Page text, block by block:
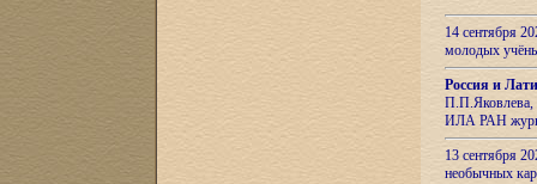
14 сентября
молодых
Россия и
П.П.Яковлева,
ИЛА РАН
13 сентября
необычных